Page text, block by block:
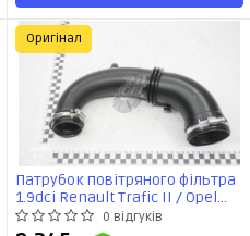
Патрубок повітряного фільтра
1.9dci Renault Trafic II / Opel
Vivaro 2001- (8200396908)
0 відгуків
Оригінал